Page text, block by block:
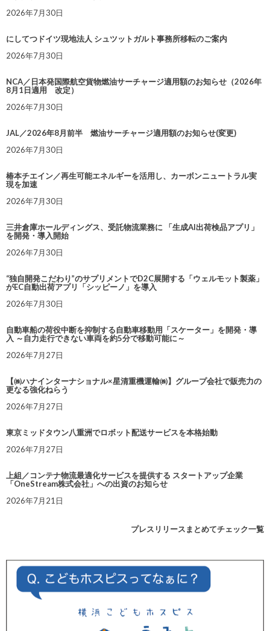
2026年7月30日
にしてつドイツ現地法人 シュツットガルト事務所移転のご案内
2026年7月30日
NCA／日本発国際航空貨物燃油サーチャージ適用額のお知らせ（2026年
8月1日適用 改定）
2026年7月30日
JAL／2026年8月前半 燃油サーチャージ適用額のお知らせ(変更)
2026年7月30日
椿本チエイン／再生可能エネルギーを活用し、カーボンニュートラル実
現を加速
2026年7月30日
三井倉庫ホールディングス、受託物流業務に 「生成AI出荷検品アプリ」
を開発・導入開始
2026年7月30日
“独自開発こだわり”のサプリメントでD2C展開する「ウェルモット製薬」
がEC自動出荷アプリ「シッピーノ」を導入
2026年7月30日
自動車船の荷役中断を抑制する自動車移動用「スケーター」を開発・導
入 ～自力走行できない車両を約5分で移動可能に～
2026年7月27日
【㈱ハナインターナショナル×星清重機運輸㈱】グループ会社で販売力の
更なる強化ねらう
2026年7月27日
東京ミッドタウン八重洲でロボット配送サービスを本格始動
2026年7月27日
上組／コンテナ物流最適化サービスを提供する スタートアップ企業
「OneStream株式会社」への出資のお知らせ
2026年7月21日
プレスリリースまとめてチェック一覧